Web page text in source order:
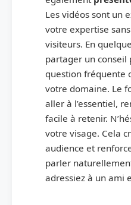
Les vidéos sont un
votre expertise
visiteurs. En
partager un
question fréquente
votre domaine. Le
aller à l’essentiel,
facile à retenir.
votre visage. Cela
audience et
parler
adressiez à un ami